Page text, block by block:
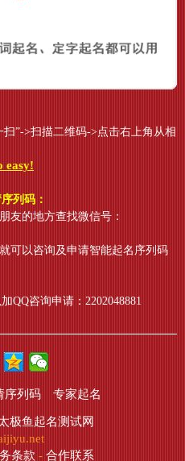
”->扫描二维码->点击右上角从相
easy!
列码：
友的地方查找微信号：
可以咨询及申请智能起名序列码
QQ咨询申请：2202048881
序列码 专家起名
极鱼起名测试网
条款 - 合作联系